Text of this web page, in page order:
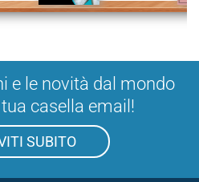
e le novità dal mondo
casella email!
SUBITO